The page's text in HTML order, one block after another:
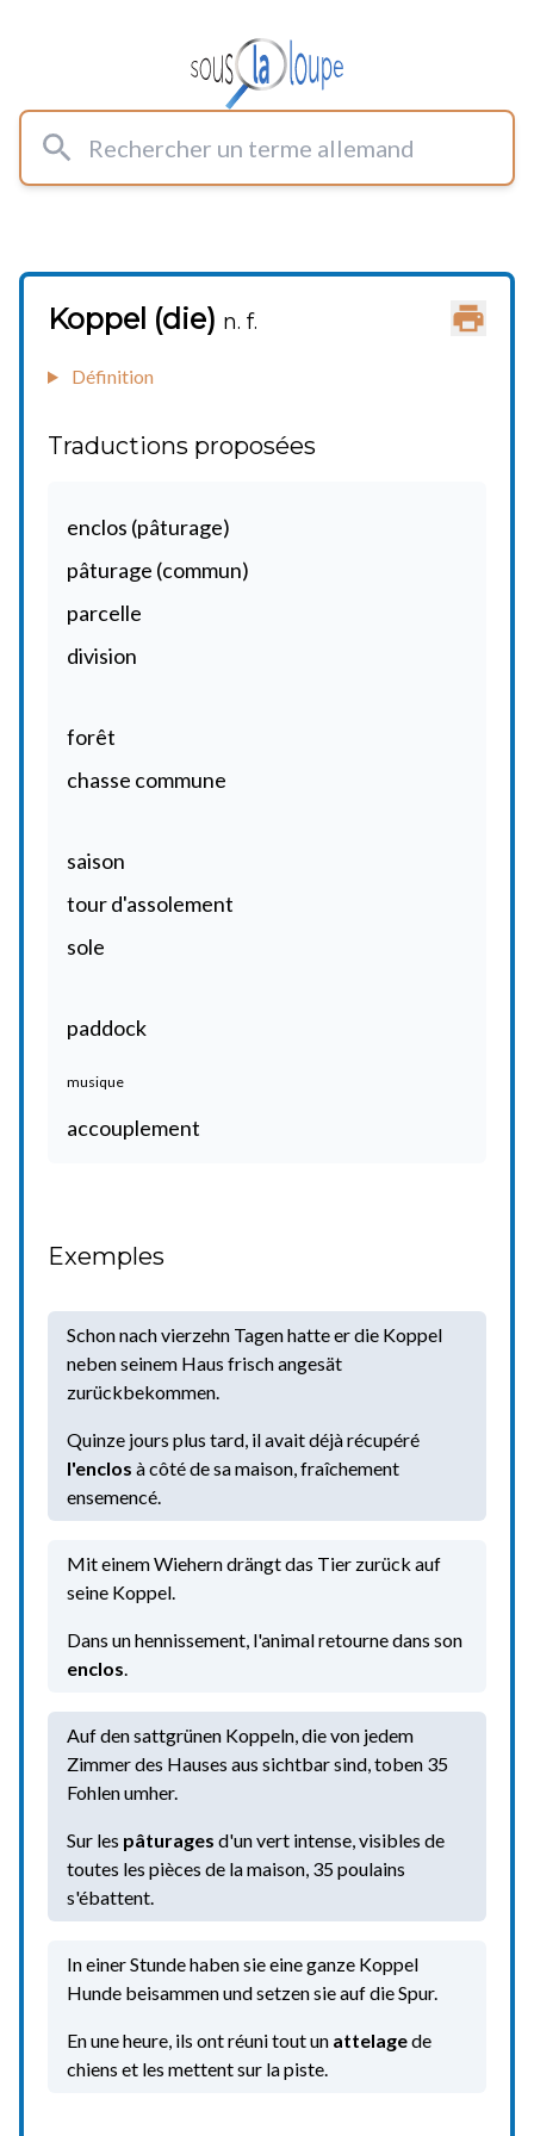
Rechercher un terme allemand
Koppel (die) n. f.
Définition
Traductions proposées
enclos (pâturage)
pâturage (commun)
parcelle
division
forêt
chasse commune
saison
tour d'assolement
sole
paddock
musique
accouplement
Exemples
Schon nach vierzehn Tagen hatte er die Koppel
neben seinem Haus frisch angesät
zurückbekommen.
Quinze jours plus tard, il avait déjà récupéré
l'enclos à côté de sa maison, fraîchement
ensemencé.
Mit einem Wiehern drängt das Tier zurück auf
seine Koppel.
Dans un hennissement, l'animal retourne dans son
enclos.
Auf den sattgrünen Koppeln, die von jedem
Zimmer des Hauses aus sichtbar sind, toben 35
Fohlen umher.
Sur les pâturages d'un vert intense, visibles de
toutes les pièces de la maison, 35 poulains
s'ébattent.
In einer Stunde haben sie eine ganze Koppel
Hunde beisammen und setzen sie auf die Spur.
En une heure, ils ont réuni tout un attelagede
chiens et les mettent sur la piste.